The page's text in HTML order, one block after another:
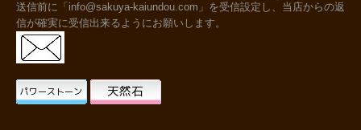
送信前に「info@sakuya-kaiundou.com」を受信設定し、当店からの返
信が確実に受信出来るようにお願いします。